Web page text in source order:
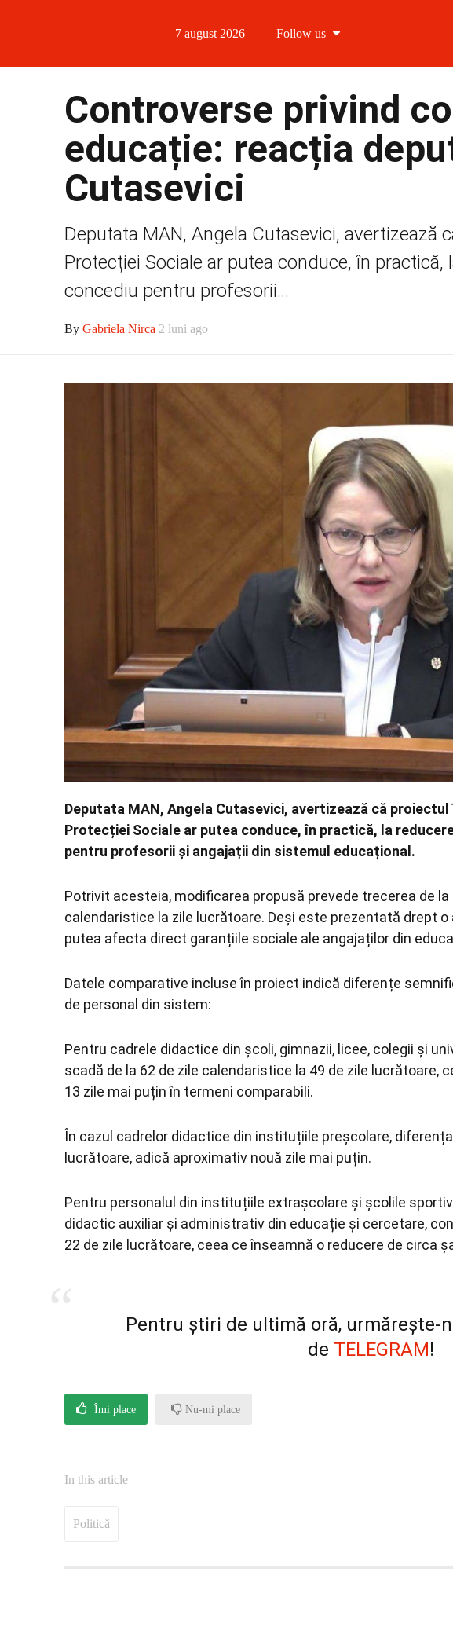
7 august 2026 Follow us
Follow us on Twitter
Follow us on Instagram
Controverse privind
educație: reacția
Cutasevici
Deputata MAN, Angela Cutasevici, avertizează
Protecției Sociale ar putea conduce, în
concediu pentru profesorii...
By Gabriela Nirca 2 luni ago
Deputata MAN, Angela Cutasevici, avertizează că
Protecției Sociale ar putea conduce, în practică, la
pentru profesorii și angajații din sistemul educațional.
Potrivit acesteia, modificarea propusă prevede trecerea de
calendaristice la zile lucrătoare. Deși este prezentată drept
putea afecta direct garanțiile sociale ale angajaților din
Datele comparative incluse în proiect indică diferențe
de personal din sistem:
Pentru cadrele didactice din școli, gimnazii, licee, colegii și
scadă de la 62 de zile calendaristice la 49 de zile lucrătoare,
13 zile mai puțin în termeni comparabili.
În cazul cadrelor didactice din instituțiile preșcolare, diferența
lucrătoare, adică aproximativ nouă zile mai puțin.
Pentru personalul din instituțiile extrașcolare și școlile
didactic auxiliar și administrativ din educație și cercetare,
22 de zile lucrătoare, ceea ce înseamnă o reducere de circa
Pentru știri de ultimă oră, urmărește-
de TELEGRAM!
Îmi place Nu-mi place
In this article
Politică